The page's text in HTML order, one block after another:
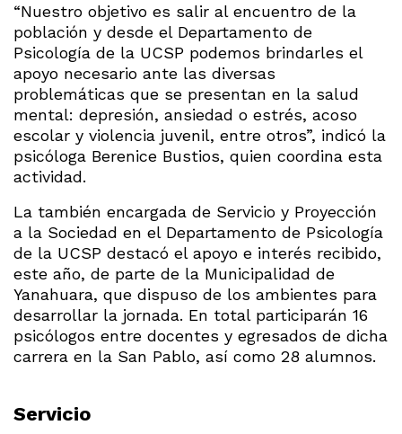
“Nuestro objetivo es salir al encuentro de la
población y desde el Departamento de
Psicología de la UCSP podemos brindarles el
apoyo necesario ante las diversas
problemáticas que se presentan en la salud
mental: depresión, ansiedad o estrés, acoso
escolar y violencia juvenil, entre otros”, indicó la
psicóloga Berenice Bustios, quien coordina esta
actividad.
La también encargada de Servicio y Proyección
a la Sociedad en el Departamento de Psicología
de la UCSP destacó el apoyo e interés recibido,
este año, de parte de la Municipalidad de
Yanahuara, que dispuso de los ambientes para
desarrollar la jornada. En total participarán 16
psicólogos entre docentes y egresados de dicha
carrera en la San Pablo, así como 28 alumnos.
Servicio